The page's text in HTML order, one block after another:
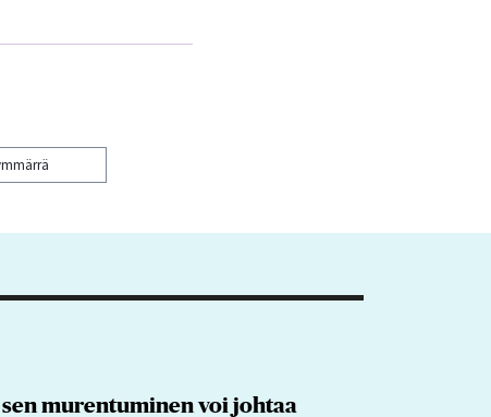
murentuminen voi johtaa